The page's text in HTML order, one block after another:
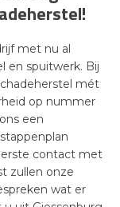
met nu al
en spuitwerk. Bij
mét
op nummer
een
contact met
zullen onze
wat er